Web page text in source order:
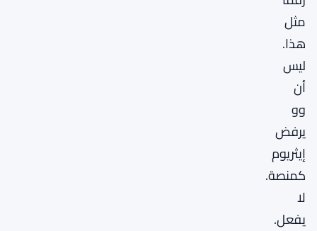
مثل
هذا.
ليس
أن
وو
يرفض
إيثريوم
كمنصة.
لا
يفعل.